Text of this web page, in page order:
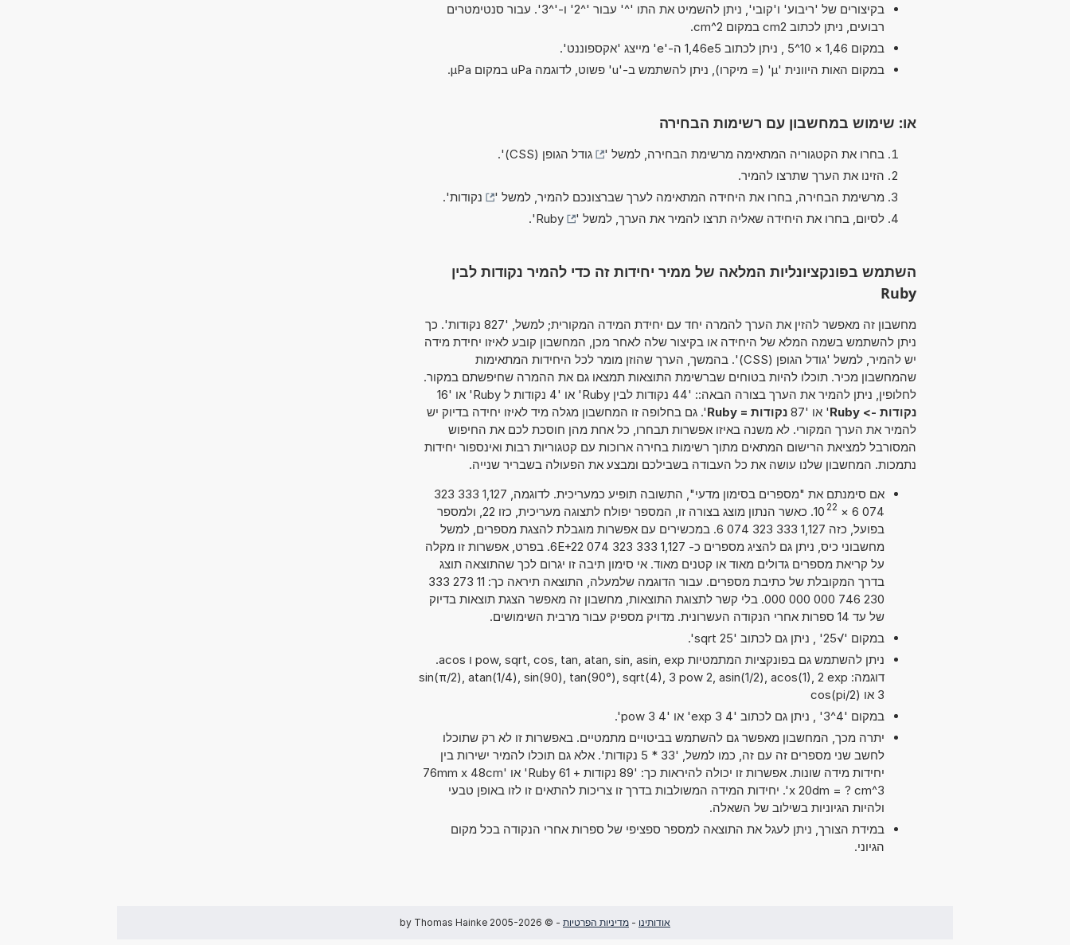
בקיצורים של 'ריבוע' ו'קובי', ניתן להשמיט את התו '^' עבור '^2' ו-'^3'. עבור סנטימטרים
רבועים, ניתן לכתוב cm2 במקום cm^2.
במקום 1,46 × 10^5 , ניתן לכתוב 1,46e5 ה-'e' מייצג 'אקספוננט'.
במקום האות היוונית 'µ' (= מיקרו), ניתן להשתמש ב-'u' פשוט, לדוגמה uPa במקום µPa.
או: שימוש במחשבון עם רשימות הבחירה
בחרו את הקטגוריה המתאימה מרשימת הבחירה, למשל ' גודל הגופן (CSS)
'.
הזינו את הערך שתרצו להמיר.
מרשימת הבחירה, בחרו את היחידה המתאימה לערך שברצונכם להמיר, למשל '
נקודות'.
לסיום, בחרו את היחידה שאליה תרצו להמיר את הערך, למשל '
Ruby
'.
השתמש בפונקציונליות המלאה של ממיר יחידות זה כדי להמיר נקודות לבין
Ruby
מחשבון זה מאפשר להזין את הערך להמרה יחד עם יחידת המידה המקורית; למשל, '827 נקודות'. כך
ניתן להשתמש בשמה המלא של היחידה או בקיצור שלה לאחר מכן, המחשבון קובע לאיזו יחידת מידה
יש להמיר, למשל 'גודל הגופן (CSS)'. בהמשך, הערך שהוזן מומר לכל היחידות המתאימות
שהמחשבון מכיר. תוכלו להיות בטוחים שברשימת התוצאות תמצאו גם את ההמרה שחיפשתם במקור.
לחלופין, ניתן להמיר את הערך בצורה הבאה:: '44 נקודות לבין Ruby' או '4 נקודות ל Ruby' או '16
נקודות -> Ruby
' או '87 נקודות = Ruby
'. גם בחלופה זו המחשבון מגלה מיד לאיזו יחידה בדיוק יש
להמיר את הערך המקורי. לא משנה באיזו אפשרות תבחרו, כל אחת מהן חוסכת לכם את החיפוש
המסורבל למציאת הרישום המתאים מתוך רשימות בחירה ארוכות עם קטגוריות רבות ואינספור יחידות
נתמכות. המחשבון שלנו עושה את כל העבודה בשבילכם ומבצע את הפעולה בשבריר שנייה.
אם סימנתם את "מספרים בסימון מדעי", התשובה תופיע כמעריכית. לדוגמה, 1,127 333 323
074 6
×
10 22
. כאשר הנתון מוצג בצורה זו, המספר יפולח לתצוגה מעריכית, כזו 22, ולמספר
בפועל, כזה 1,127 333 323 074 6. במכשירים עם אפשרות מוגבלת להצגת מספרים, למשל
מחשבוני כיס, ניתן גם להציג מספרים כ- 1,127 333 323 074 6E+22. בפרט, אפשרות זו מקלה
על קריאת מספרים גדולים מאוד או קטנים מאוד. אי סימון תיבה זו יגרום לכך שהתוצאה תוצג
בדרך המקובלת של כתיבת מספרים. עבור הדוגמה שלמעלה, התוצאה תיראה כך: 11 273 333
230 746 000 000 000. בלי קשר לתצוגת התוצאות, מחשבון זה מאפשר הצגת תוצאות בדיוק
של עד 14 ספרות אחרי הנקודה העשרונית. מדויק מספיק עבור מרבית השימושים.
במקום '√25' , ניתן גם לכתוב 'sqrt 25'.
ניתן להשתמש גם בפונקציות המתמטיות pow, sqrt, cos, tan, atan, sin, asin, exp ו acos.
דוגמה: sin(π/2), atan(1/4), sin(90), tan(90°), sqrt(4), 3 pow 2, asin(1/2), acos(1), 2 exp
3 או cos(pi/2)
במקום '4^3' , ניתן גם לכתוב '4 exp 3' או '4 pow 3'.
יתרה מכך, המחשבון מאפשר גם להשתמש בביטויים מתמטיים. באפשרות זו לא רק שתוכלו
לחשב שני מספרים זה עם זה, כמו למשל, '33 * 5 נקודות'. אלא גם תוכלו להמיר ישירות בין
יחידות מידה שונות. אפשרות זו יכולה להיראות כך: '89 נקודות + 61 Ruby' או '76mm x 48cm
x 20dm = ? cm^3'. יחידות המידה המשולבות בדרך זו צריכות להתאים זו לזו באופן טבעי
ולהיות הגיוניות בשילוב של השאלה.
במידת הצורך, ניתן לעגל את התוצאה למספר ספציפי של ספרות אחרי הנקודה בכל מקום
הגיוני.
אודותינו - מדיניות הפרטיות - © 2005-2026 by Thomas Hainke